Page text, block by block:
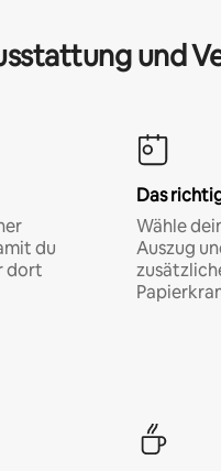
und
du
dort
Das
Wähle
Auszug